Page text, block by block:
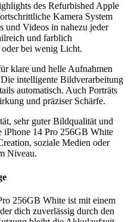
des Refurbished Apple
Kamera System
und Videos in nahezu jeder
und farblich
oder bei wenig Licht.
klare und helle Aufnahmen
intelligente Bildverarbeitung
automatisch. Auch Porträts
und präziser Schärfe.
sehr guter Bildqualität und
iPhone 14 Pro 256GB White
soziale Medien oder
Niveau.
256GB White ist mit einem
dich zuverlässig durch den